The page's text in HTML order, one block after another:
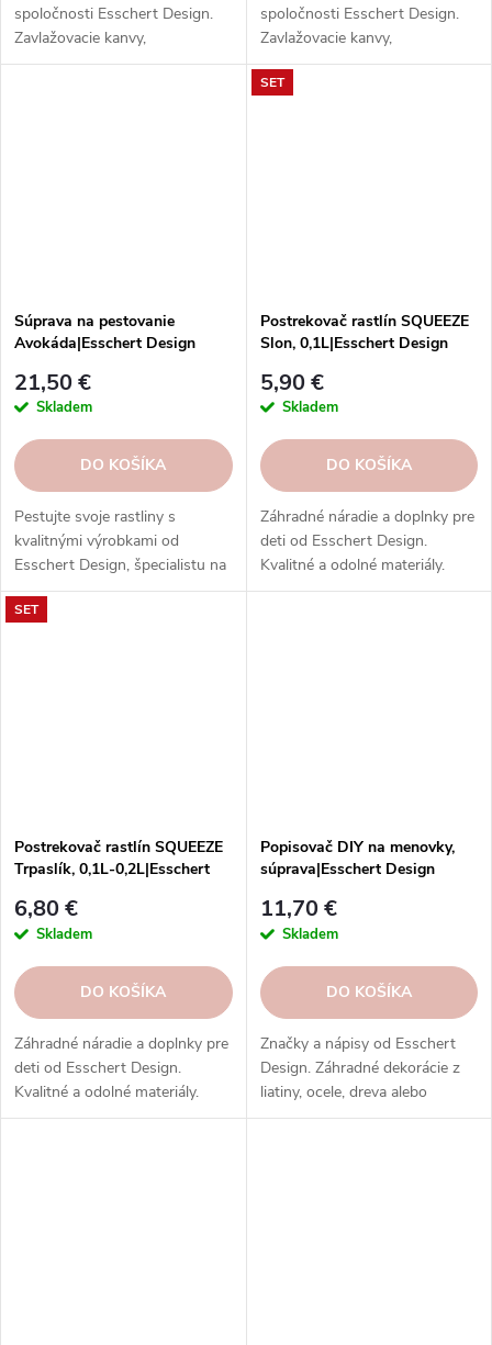
spoločnosti Esschert Design.
Zavlažovacie kanvy,
postrekovače, striekačky,
spoločnosti Esschert Design.
Zavlažovacie kanvy,
postrekovače, striekačky,
hadice, postrekovače a ďalšie
Súprava na pestovanie
Avokáda|Esschert Design
21,50 €
Skladem
DO KOŠÍKA
Pestujte svoje rastliny s
kvalitnými výrobkami od
Esschert Design, špecialistu na
záhradníctvo.
SET
Postrekovač rastlín SQUEEZE
Slon, 0,1L|Esschert Design
5,90 €
Skladem
DO KOŠÍKA
Záhradné náradie a doplnky pre
deti od Esschert Design.
Kvalitné a odolné materiály.
Zábava, vzdelávanie a
SET
Postrekovač rastlín SQUEEZE
Trpaslík, 0,1L-0,2L|Esschert
6,80 €
Skladem
DO KOŠÍKA
Záhradné náradie a doplnky pre
deti od Esschert Design.
Kvalitné a odolné materiály.
Zábava, vzdelávanie a
Popisovač DIY na menovky,
súprava|Esschert Design
11,70 €
Skladem
DO KOŠÍKA
Značky a nápisy od Esschert
Design. Záhradné dekorácie z
liatiny, ocele, dreva alebo
bridlice. Objednajte si ešte